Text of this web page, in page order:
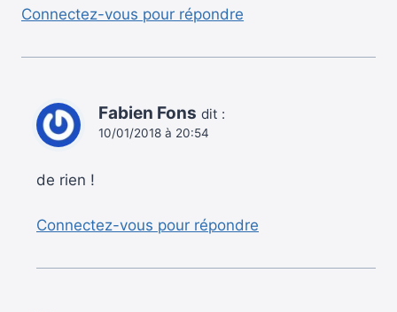
Connectez-vous pour répondre
Fabien Fons dit :
10/01/2018 à 20:54
de rien !
Connectez-vous pour répondre